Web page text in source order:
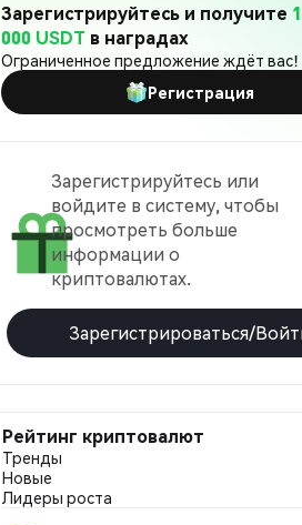
Зарегистрируйтесь и получите
000 USDT в наградах
Ограниченное предложение ждёт вас!
Регистрация
Зарегистрируйтесь или
войдите в систему, чтобы
просмотреть больше
информации о
криптовалютах.
Зарегистрироваться/
Рейтинг криптовалют
Тренды
Новые
Лидеры роста